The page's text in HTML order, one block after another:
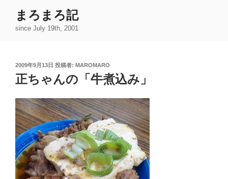
まろまろ記
since July 19th, 2001
投
稿
日:
2009年9月13日 投稿者: MAROMARO
正ちゃんの「牛煮込み」